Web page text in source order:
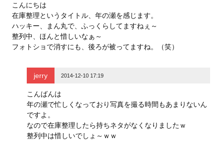
こんにちは
在庫整理というタイトル、年の瀬を感じます。
ハッキー、まん丸で、ふっくらしてますねぇ～
整列中、ほんと惜しいなぁ～
フォトショで消すにも、後ろが被ってますね。（笑）
jerry 2014-12-10 17:19
こんばんは
年の瀬で忙しくなっており写真を撮る時間もあまりないん
ですよ。
なので在庫整理したら持ちネタがなくなりましたｗ
整列中は惜しいでしょ～ｗｗ